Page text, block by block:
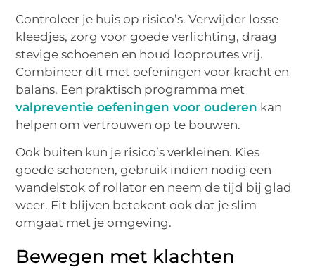
Controleer je huis op risico’s. Verwijder losse
kleedjes, zorg voor goede verlichting, draag
stevige schoenen en houd looproutes vrij.
Combineer dit met oefeningen voor kracht en
balans. Een praktisch programma met
valpreventie oefeningen voor ouderen kan
helpen om vertrouwen op te bouwen.
Ook buiten kun je risico’s verkleinen. Kies
goede schoenen, gebruik indien nodig een
wandelstok of rollator en neem de tijd bij glad
weer. Fit blijven betekent ook dat je slim
omgaat met je omgeving.
Bewegen met klachten